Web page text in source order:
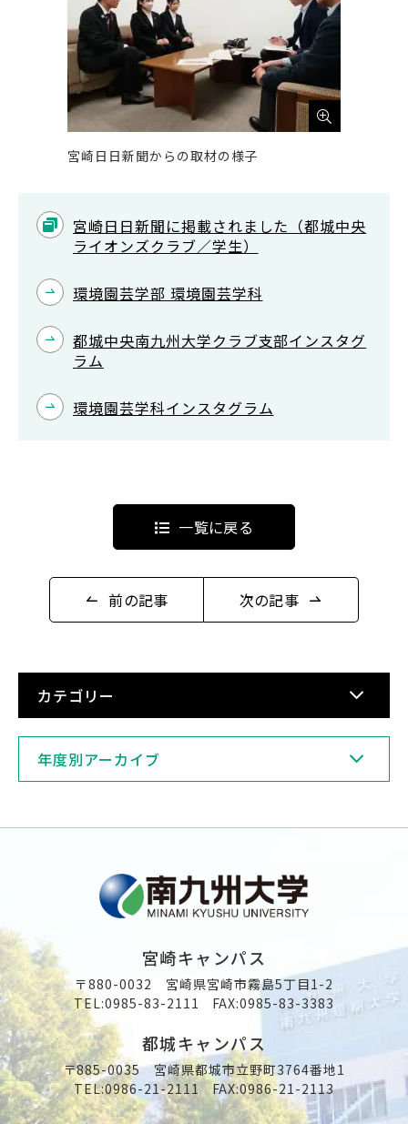
宮崎日日新聞からの取材の様子
宮崎日日新聞に掲載されました（都城中央
ライオンズクラブ／学生）
環境園芸学部 環境園芸学科
都城中央南九州大学クラブ支部インスタグ
ラム
環境園芸学科インスタグラム
前の記事
一覧に戻る
次の記事
カテゴリー
年度別アーカイブ
宮崎キャンパス
〒880-0032 宮崎県宮崎市霧島5丁目1-2
TEL:0985-83-2111 FAX:0985-83-3383
都城キャンパス
〒885-0035 宮崎県都城市立野町3764番地1
TEL:0986-21-2111 FAX:0986-21-2113